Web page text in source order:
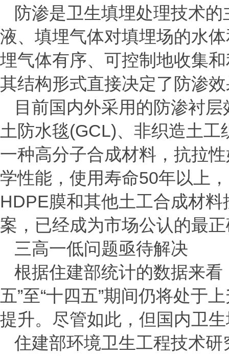
防渗是卫生填埋处理技术
液、填埋气体对填埋场的水
埋气体有序、可控制地收集
其结构形式直接决定了防渗
目前国内外采用的防渗衬
土防水毯(GCL)、非织造土
一种高分子合成材料，抗拉
学性能，使用寿命50年以上
HDPE膜和其他土工合成材
案，已经成为市场公认的最
三高一低问题亟待解决
根据住建部统计的数据来
五”至“十四五”期间仍将处于
提升。尽管如此，但国内卫
住建部环境卫生工程技术